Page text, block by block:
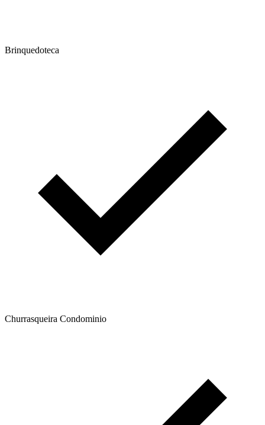
Brinquedoteca
Churrasqueira Condominio